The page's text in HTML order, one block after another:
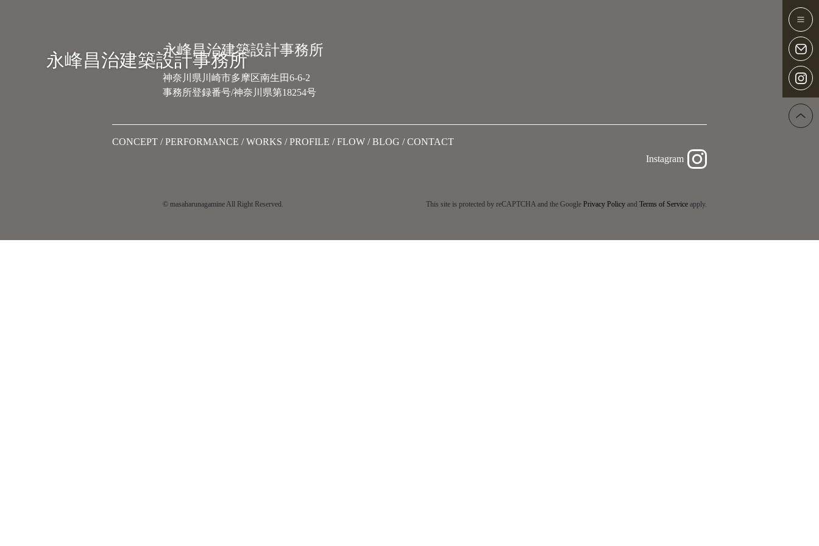
Main Navigation
永峰昌治建築設計事務所
永峰昌治建築設計事務所
神奈川県川崎市多摩区南生田6-6-2
事務所登録番号/神奈川県第18254号
CONCEPT PERFORMANCE WORKS PROFILE FLOW BLOG
CONTACT
Instagram
© masaharunagamine All Right Reserved. This site is protected by reCAPTCHA and the Google Privacy Policyand Terms of Serviceapply.